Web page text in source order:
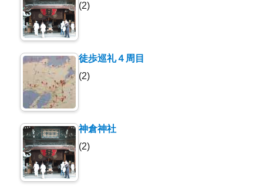
(2)
徒歩巡礼４周目
(2)
神倉神社
(2)